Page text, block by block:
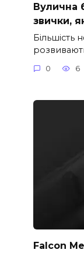
Вулична
звички,
Більшість
0 6
Falcon